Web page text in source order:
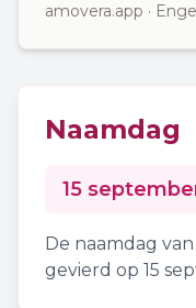
amovera.app ·
Naamdag
15
De naamdag van
gevierd op 15